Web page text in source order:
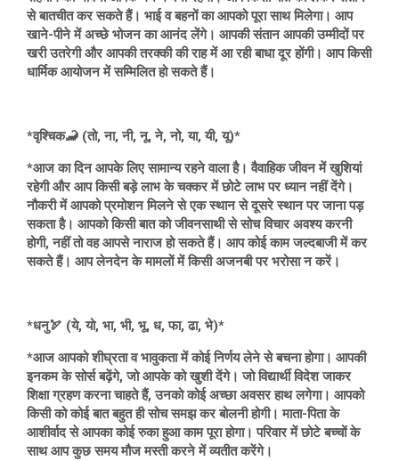
से बातचीत कर सकते हैं। भाई व बहनों का आपको पूरा साथ मिलेगा। आप
खाने-पीने में अच्छे भोजन का आनंद लेंगे। आपकी संतान आपकी उम्मीदों पर
खरी उतरेगी और आपकी तरक्की की राह में आ रही बाधा दूर होंगी। आप किसी
धार्मिक आयोजन में सम्मिलित हो सकते हैं।
*वृश्चिक🦂 (तो, ना, नी, नू, ने, नो, या, यी, यू)*
*आज का दिन आपके लिए सामान्य रहने वाला है। वैवाहिक जीवन में खुशियां
रहेगी और आप किसी बड़े लाभ के चक्कर में छोटे लाभ पर ध्यान नहीं देंगे।
नौकरी में आपको प्रमोशन मिलने से एक स्थान से दूसरे स्थान पर जाना पड़
सकता है। आपको किसी बात को जीवनसाथी से सोच विचार अवश्य करनी
होगी, नहीं तो वह आपसे नाराज हो सकते हैं। आप कोई काम जल्दबाजी में कर
सकते हैं। आप लेनदेन के मामलों में किसी अजनबी पर भरोसा न करें।
*धनु🏹 (ये, यो, भा, भी, भू, ध, फा, ढा, भे)*
*आज आपको शीघ्रता व भावुकता में कोई निर्णय लेने से बचना होगा। आपकी
इनकम के सोर्स बढ़ेंगे, जो आपके को खुशी देंगे। जो विद्यार्थी विदेश जाकर
शिक्षा ग्रहण करना चाहते हैं, उनको कोई अच्छा अवसर हाथ लगेगा। आपको
किसी को कोई बात बहुत ही सोच समझ कर बोलनी होगी। माता-पिता के
आशीर्वाद से आपका कोई रुका हुआ काम पूरा होगा। परिवार में छोटे बच्चों के
साथ आप कुछ समय मौज मस्ती करने में व्यतीत करेंगे।